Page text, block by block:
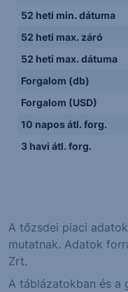
52 heti min. dátuma
52 heti max. záró
52 heti max. dátuma
Forgalom (db)
Forgalom (USD)
10 napos átl. forg.
3 havi átl. forg.
A tőzsdei piaci
mutatnak. Adatok
Zrt.
A táblázatokban és a